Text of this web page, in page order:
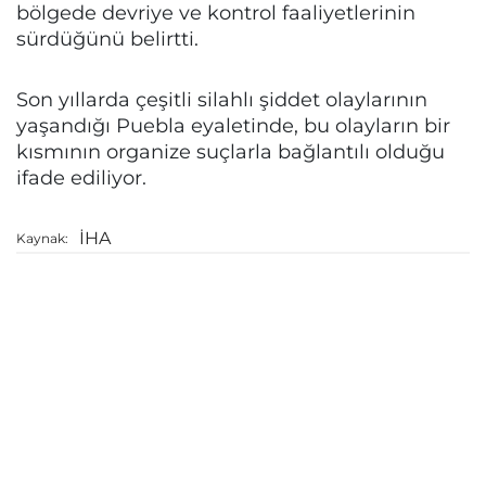
bölgede devriye ve kontrol faaliyetlerinin
sürdüğünü belirtti.
Son yıllarda çeşitli silahlı şiddet olaylarının
yaşandığı Puebla eyaletinde, bu olayların bir
kısmının organize suçlarla bağlantılı olduğu
ifade ediliyor.
Kaynak: İHA